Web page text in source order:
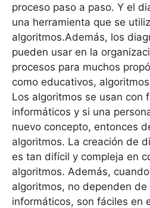
proceso paso a paso. Y el
una herramienta que se
algoritmos.Además, los
pueden usar en la
procesos para muchos
como educativos,
Los algoritmos se usan con
informáticos y si una
nuevo concepto, entonces
algoritmos. La creación de
es tan difícil y compleja en
algoritmos. Además,
algoritmos, no dependen
informáticos, son fáciles en